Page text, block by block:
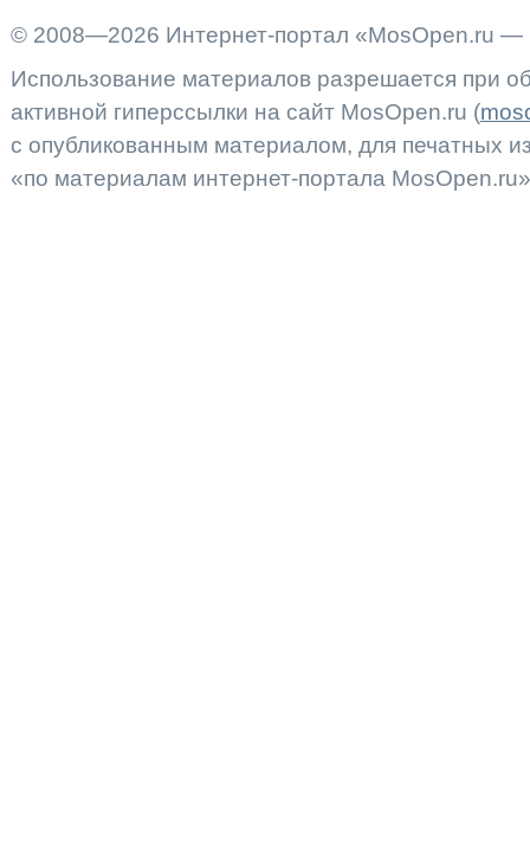
© 2008—2026 Интернет-портал «MosOpen.ru —
Использование материалов разрешается при
активной гиперссылки на сайт MosOpen.ru (
с опубликованным материалом, для печатных
«по материалам интернет-портала